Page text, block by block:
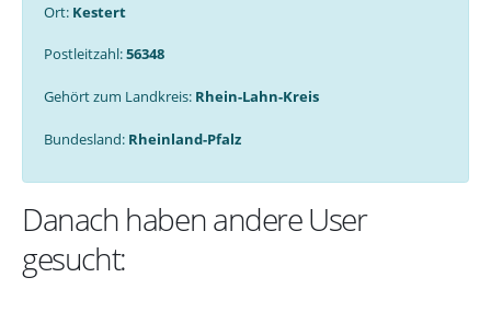
Ort: Kestert
Postleitzahl:56348
Gehört zum Landkreis: Rhein-Lahn-Kreis
Bundesland: Rheinland-Pfalz
Danach haben andere User
gesucht: